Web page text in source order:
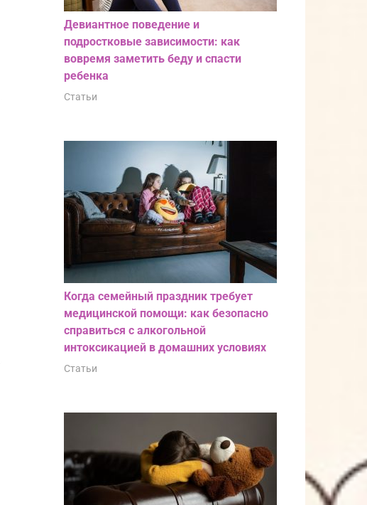
Девиантное поведение и
подростковые зависимости: как
вовремя заметить беду и спасти
ребенка
Статьи
Когда семейный праздник требует
медицинской помощи: как безопасно
справиться с алкогольной
интоксикацией в домашних условиях
Статьи